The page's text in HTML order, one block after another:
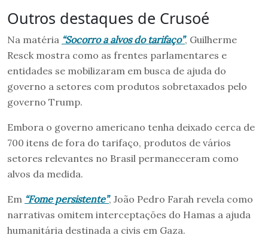
Outros destaques de Crusoé
Na matéria “Socorro a alvos do tarifaço”, Guilherme
Resck mostra como as frentes parlamentares e
entidades se mobilizaram em busca de ajuda do
governo a setores com produtos sobretaxados pelo
governo Trump.
Embora o governo americano tenha deixado cerca de
700 itens de fora do tarifaço, produtos de vários
setores relevantes no Brasil permaneceram como
alvos da medida.
Em “Fome persistente”, João Pedro Farah revela como
narrativas omitem interceptações do Hamas a ajuda
humanitária destinada a civis em Gaza.